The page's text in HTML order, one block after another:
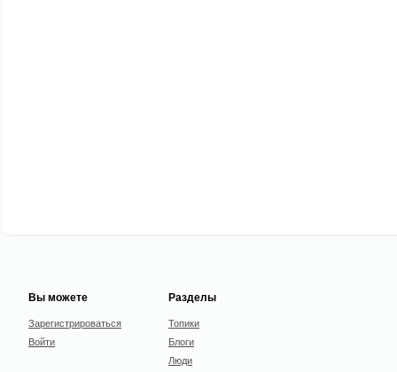
Вы можете
Зарегистрироваться
Войти
Разделы
Топики
Блоги
Люди